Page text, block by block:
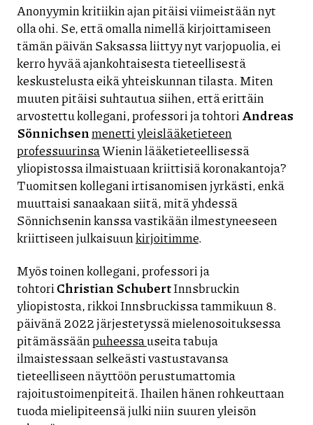
Anonyymin kritiikin ajan pitäisi viimeistään nyt
olla ohi. Se, että omalla nimellä kirjoittamiseen
tämän päivän Saksassa liittyy nyt varjopuolia, ei
kerro hyvää ajankohtaisesta tieteellisestä
keskustelusta eikä yhteiskunnan tilasta. Miten
muuten pitäisi suhtautua siihen, että erittäin
arvostettu kollegani, professori ja tohtoriAndreas
Sönnichsenmenetti yleislääketieteen
professuurinsaWienin lääketieteellisessä
yliopistossa ilmaistuaan kriittisiä koronakantoja?
Tuomitsen kollegani irtisanomisen jyrkästi, enkä
muuttaisi sanaakaan siitä, mitä yhdessä
Sönnichsenin kanssa vastikään ilmestyneeseen
kriittiseen julkaisuunkirjoitimme.
Myös toinen kollegani, professori ja
tohtoriChristian SchubertInnsbruckin
yliopistosta, rikkoi Innsbruckissa tammikuun 8.
päivänä 2022 järjestetyssä mielenosoituksessa
pitämässäänpuheessauseita tabuja
ilmaistessaan selkeästi vastustavansa
tieteelliseen näyttöön perustumattomia
rajoitustoimenpiteitä. Ihailen hänen rohkeuttaan
tuoda mielipiteensä julki niin suuren yleisön